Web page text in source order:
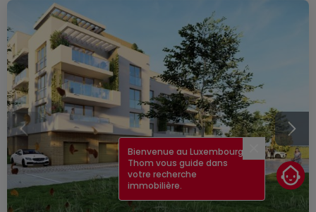
Fermer
Bienvenue au Luxembourg !
Thom vous guide dans
votre recherche
immobilière.